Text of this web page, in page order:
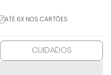
ATÉ 6X NOS CARTÕES
CUIDADOS